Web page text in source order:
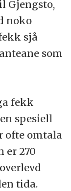
Gjengsto,
noko
sjå
som
fekk
spesiell
ofte omtala
er 270
tida.